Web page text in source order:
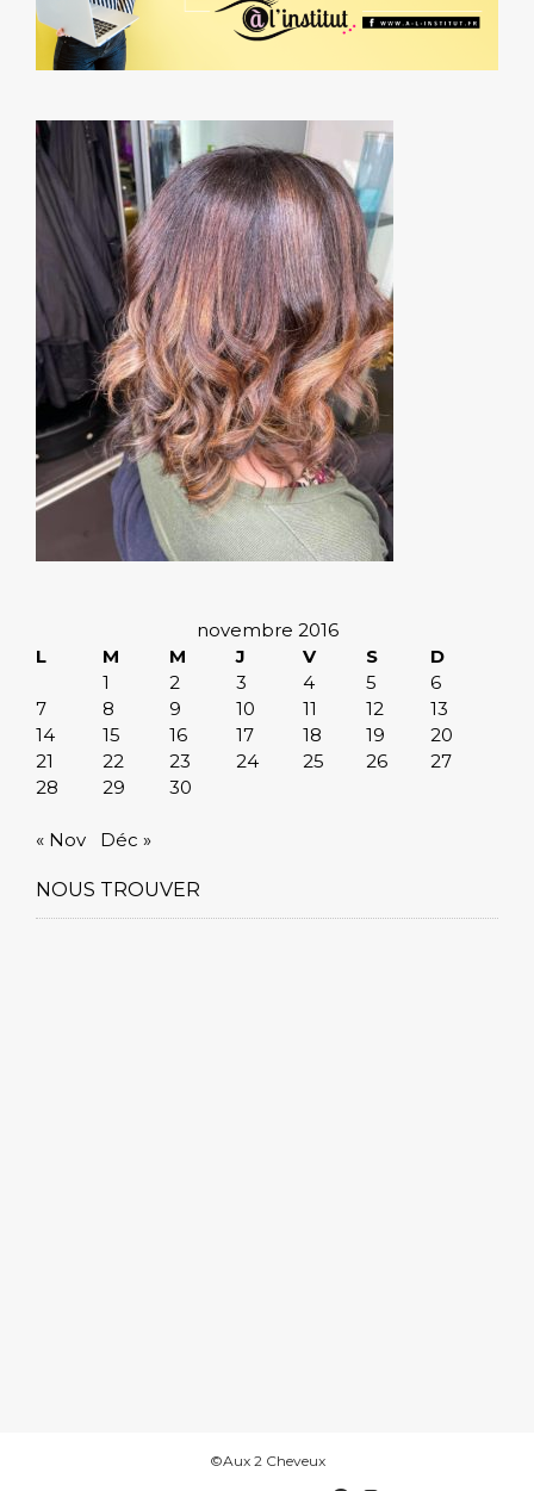
novembre 2016
L
M M J V S
D
1
2 3 4 5
6
7
8 9 10 11 12
13
14
15 16 17 18 19
20
21
22 23 24 25 26
27
28
29 30
« Nov Déc »
NOUS TROUVER
©Aux 2 Cheveux